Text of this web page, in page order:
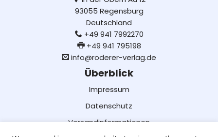
93055 Regensburg
Deutschland
+49 941 7992270
+49 941 795198
info@roderer-verlag.de
Überblick
Impressum
Datenschutz
Versandinformationen